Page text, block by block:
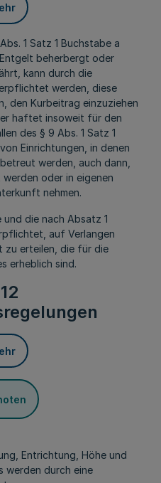
1 Satz 1 Buchstabe a
beherbergt oder
kann durch die
werden, diese
den Kurbeitrag einzuziehen
haftet insoweit für den
des § 9 Abs. 1 Satz 1
Einrichtungen, in denen
werden, auch dann,
oder in eigenen
nehmen.
die nach Absatz 1
auf Verlangen
zu erteilen, die für die
erheblich sind.
Entrichtung, Höhe und
werden durch eine